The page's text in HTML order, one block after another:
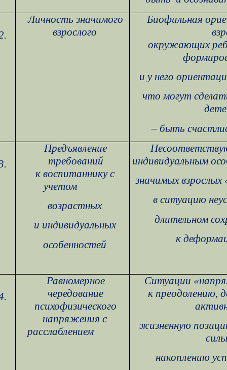
Личность значимого
взрослого
Биофильная
окружающих
и у него
что могут
– быть
Предъявление
требований
к воспитаннику с
учетом
возрастных
и индивидуальных
особенностей
индивидуальным
значимых
в ситуацию
длительном
к
Равномерное
чередование
психофизического
напряжения с
расслаблением
Ситуации
к преодолению,
жизненную
накоплению